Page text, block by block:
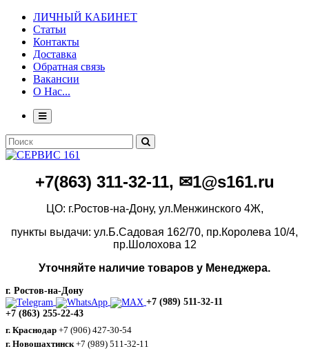
ЛИЧНЫЙ КАБИНЕТ
Статьи
Контакты
Доставка
Обратная связь
Вакансии
О Нас...
+7(863) 311-32-11, ✉1@s161.ru
ЦО: г.Ростов-на-Дону, ул.Менжинского 4Ж,
пункты выдачи: ул.Б.Садовая 162/70, пр.Королева 10/4,
пр.Шолохова 12
Уточняйте наличие товаров у Менеджера.
г. Ростов-на-Дону
+7 (989) 511-32-11
+7 (863) 255-22-43
г. Краснодар +7 (906) 427-30-54
г. Новошахтинск +7 (989) 511-32-11